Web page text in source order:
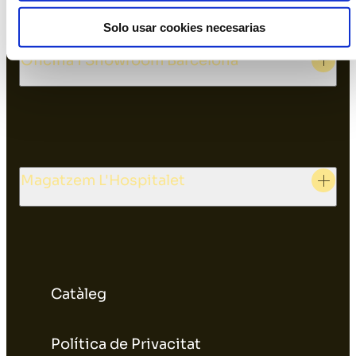
Solo usar cookies necesarias
Catàleg
Política de Privacitat
Oficina i Showroom Barcelona
Magatzem L'Hospitalet